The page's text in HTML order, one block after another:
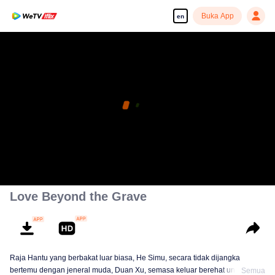
en Buka App
Love Beyond the Grave
Raja Hantu yang berbakat luar biasa, He Simu, secara tidak dijangka
bertemu dengan jeneral muda, Duan Xu, semasa keluar berehat untukSemua